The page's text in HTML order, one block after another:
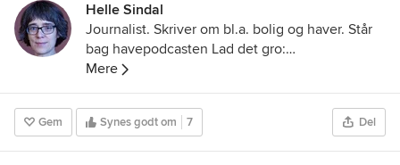
Helle Sindal
Journalist. Skriver om bl.a. bolig og haver. Står
bag havepodcasten Lad det gro:
https://m.soundcloud.com/user-260125394
Mere
Gem Synes godt om 7 Del